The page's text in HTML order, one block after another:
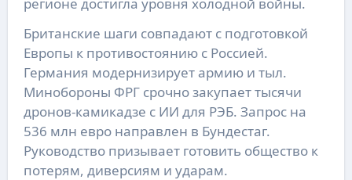
Британские шаги совпадают с подготовкой
Европы к противостоянию с Россией.
Германия модернизирует армию и тыл.
Минобороны ФРГ срочно закупает тысячи
дронов-камикадзе с ИИ для РЭБ. Запрос на
536 млн евро направлен в Бундестаг.
Руководство призывает готовить общество к
потерям, диверсиям и ударам.